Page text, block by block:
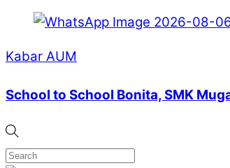
Kabar AUM
School to School Bonita, SMK